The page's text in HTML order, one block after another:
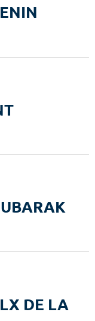
DE LA